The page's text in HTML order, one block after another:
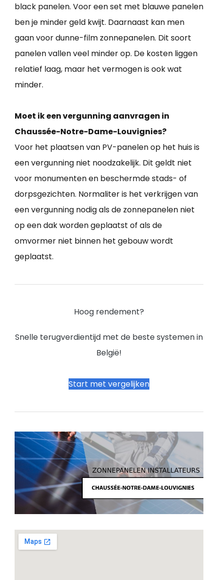
black panelen. Voor een set met blauwe panelen
ben je minder geld kwijt. Daarnaast kan men
gaan voor dunne-film zonnepanelen. Dit soort
panelen vallen veel minder op. De kosten liggen
relatief laag, maar het vermogen is ook wat
minder.
Moet ik een vergunning aanvragen in
Chaussée-Notre-Dame-Louvignies?
Voor het plaatsen van PV-panelen op het huis is
een vergunning niet noodzakelijk. Dit geldt niet
voor monumenten en beschermde stads- of
dorpsgezichten. Normaliter is het verkrijgen van
een vergunning nodig als de zonnepanelen niet
op een dak worden geplaatst of als de
omvormer niet binnen het gebouw wordt
geplaatst.
Hoog rendement?
Snelle terugverdientijd met de beste systemen in
België!
Start met vergelijken